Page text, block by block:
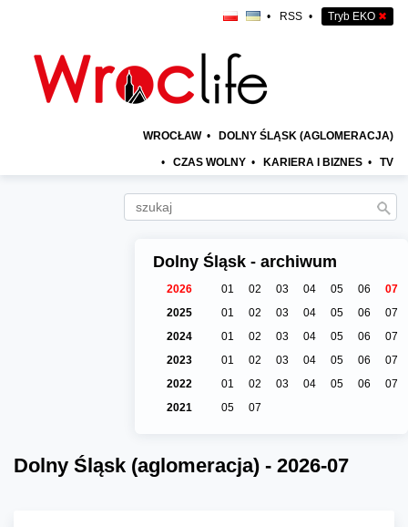
• RSS • Tryb EKO ✖
WROCŁAW • DOLNY ŚLĄSK (AGLOMERACJA)
• CZAS WOLNY • KARIERA I BIZNES • TV
Dolny Śląsk - archiwum
2026 01 02 03 04 05 06
07
2025
01 02 03 04 05 06
07
2024
01 02 03 04 05 06
07
2023
01 02 03 04 05 06
07
2022
01 02 03 04 05 06
07
2021
05 07
Dolny Śląsk (aglomeracja) - 2026-07